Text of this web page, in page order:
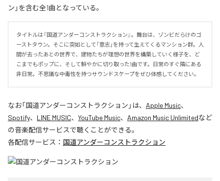
ン」を含む全1曲となっている。
タイトルは『国道アンダーコンストラクション』。舞台は、ゾンビだらけのゴ
ーストタウン。そこに突如として「意志」を持って生えてくるマンション群。人
間が去ったあとの世界で、建物たちが理想の世界を構築していく様子を、ど
こまでもポップに、そして鮮やかに切り取った1曲です。日常のすぐ隣にある
非日常。不思議な中毒性を持つサウンドスケープをぜひ体感してください。
なお「国道アンダーコンストラクション 」は、 Apple Music、
Spotify、 LINE MUSIC、 YouTube Music、 Amazon Music Unlimitedなど
の音楽配信サービスで聴くことができる。
各配信サービス： 国道アンダーコンストラクション